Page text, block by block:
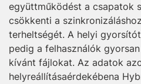
együttműködést a csapatok
csökkenti a
terheltségét. A helyi
pedig a felhasználók
kívánt fájlokat. Az adatok
helyreállításaérdekébena